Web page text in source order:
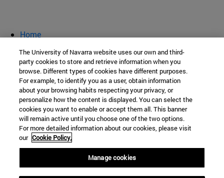
Home
Empresas
Jornadas de Orientación Profesional
Facultad de Enfermería
C/ Irunlarrea, 1
Navarra
España
The University of Navarra website uses our own and third-
party cookies to store and retrieve information when you
browse. Different types of cookies have different purposes.
For example, to identify you as a user, obtain information
about your browsing habits respecting your privacy, or
personalize how the content is displayed. You can select the
cookies you want to enable or accept them all. This banner
will remain active until you choose one of the two options.
For more detailed information about our cookies, please visit
our Cookie Policy.
Manage cookies